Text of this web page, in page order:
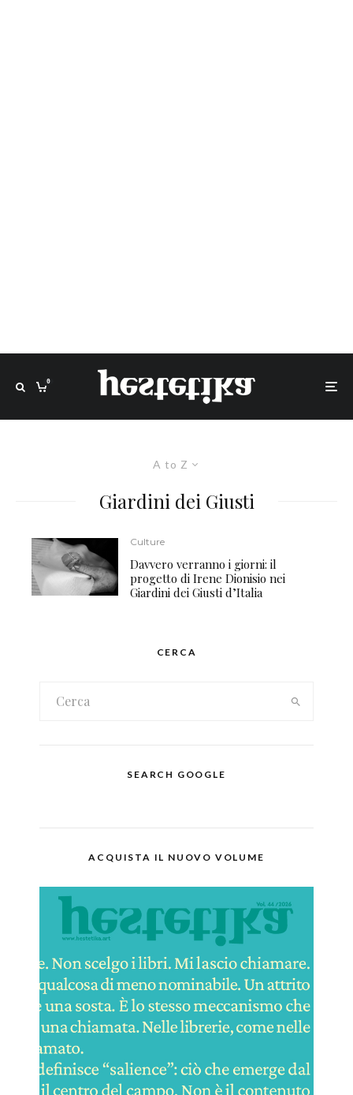
0
A to Z
Giardini dei Giusti
Culture
Davvero verranno i giorni: il
progetto di Irene Dionisio nei
Giardini dei Giusti d’Italia
CERCA
SEARCH GOOGLE
ACQUISTA IL NUOVO VOLUME